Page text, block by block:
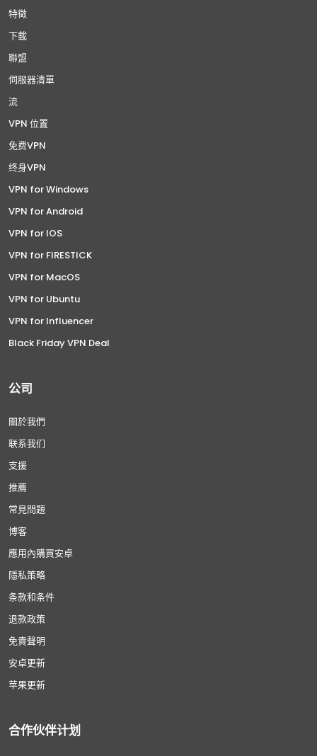
特徵
下載
聯盟
伺服器清單
流
VPN 位置
免费VPN
终身VPN
VPN for Windows
VPN for Android
VPN for IOS
VPN for FIRESTICK
VPN for MacOS
VPN for Ubuntu
VPN for Influencer
Black Friday VPN Deal
公司
關於我們
联系我们
支援
推薦
常見問題
博客
應用內購買安卓
隱私策略
条款和条件
退款政策
免責聲明
安卓更新
苹果更新
合作伙伴计划